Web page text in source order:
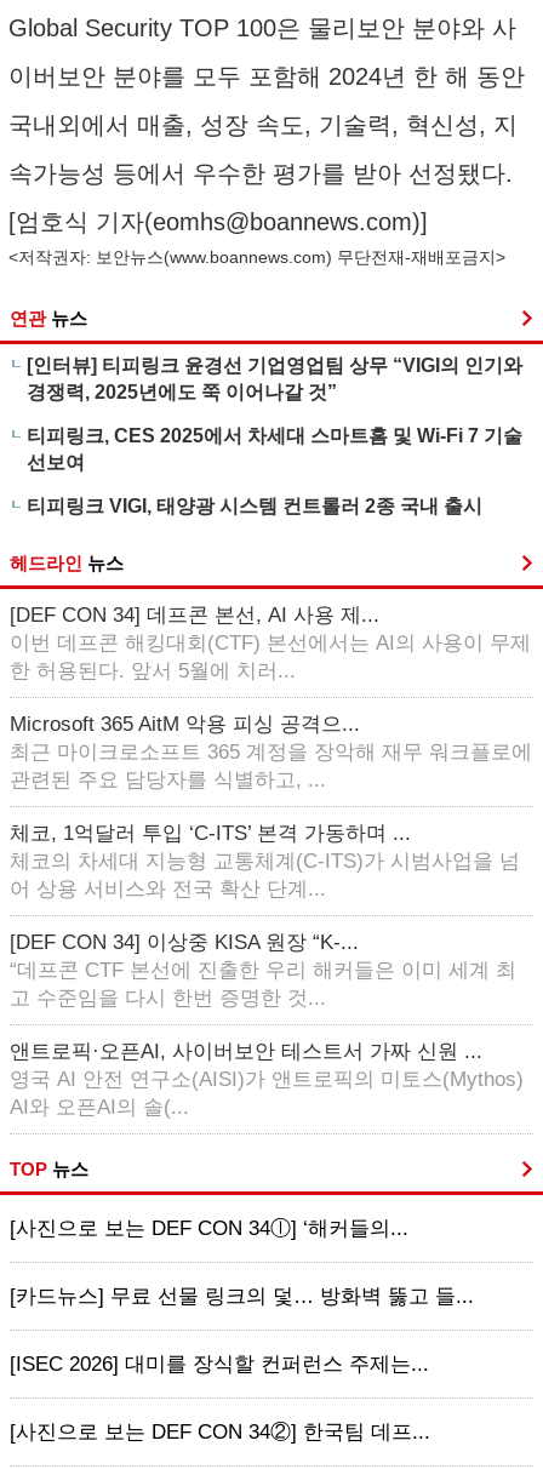
Global Security TOP 100은 물리보안 분야와 사
이버보안 분야를 모두 포함해 2024년 한 해 동안
국내외에서 매출, 성장 속도, 기술력, 혁신성, 지
속가능성 등에서 우수한 평가를 받아 선정됐다.
[엄호식 기자(eomhs@boannews.com)]
<저작권자: 보안뉴스(www.boannews.com) 무단전재-재배포금지>
연관 뉴스
[인터뷰] 티피링크 윤경선 기업영업팀 상무 “VIGI의 인기와
경쟁력, 2025년에도 쭉 이어나갈 것”
티피링크, CES 2025에서 차세대 스마트홈 및 Wi-Fi 7 기술
선보여
티피링크 VIGI, 태양광 시스템 컨트롤러 2종 국내 출시
헤드라인 뉴스
[DEF CON 34] 데프콘 본선, AI 사용 제...
이번 데프콘 해킹대회(CTF) 본선에서는 AI의 사용이 무제
한 허용된다. 앞서 5월에 치러...
Microsoft 365 AitM 악용 피싱 공격으...
최근 마이크로소프트 365 계정을 장악해 재무 워크플로에
관련된 주요 담당자를 식별하고, ...
체코, 1억달러 투입 ‘C-ITS’ 본격 가동하며 ...
체코의 차세대 지능형 교통체계(C-ITS)가 시범사업을 넘
어 상용 서비스와 전국 확산 단계...
[DEF CON 34] 이상중 KISA 원장 “K-...
“데프콘 CTF 본선에 진출한 우리 해커들은 이미 세계 최
고 수준임을 다시 한번 증명한 것...
앤트로픽·오픈AI, 사이버보안 테스트서 가짜 신원 ...
영국 AI 안전 연구소(AISI)가 앤트로픽의 미토스(Mythos)
AI와 오픈AI의 솔(...
TOP 뉴스
[사진으로 보는 DEF CON 34ⓛ] ‘해커들의...
[카드뉴스] 무료 선물 링크의 덫… 방화벽 뚫고 들...
[ISEC 2026] 대미를 장식할 컨퍼런스 주제는...
[사진으로 보는 DEF CON 34②] 한국팀 데프...